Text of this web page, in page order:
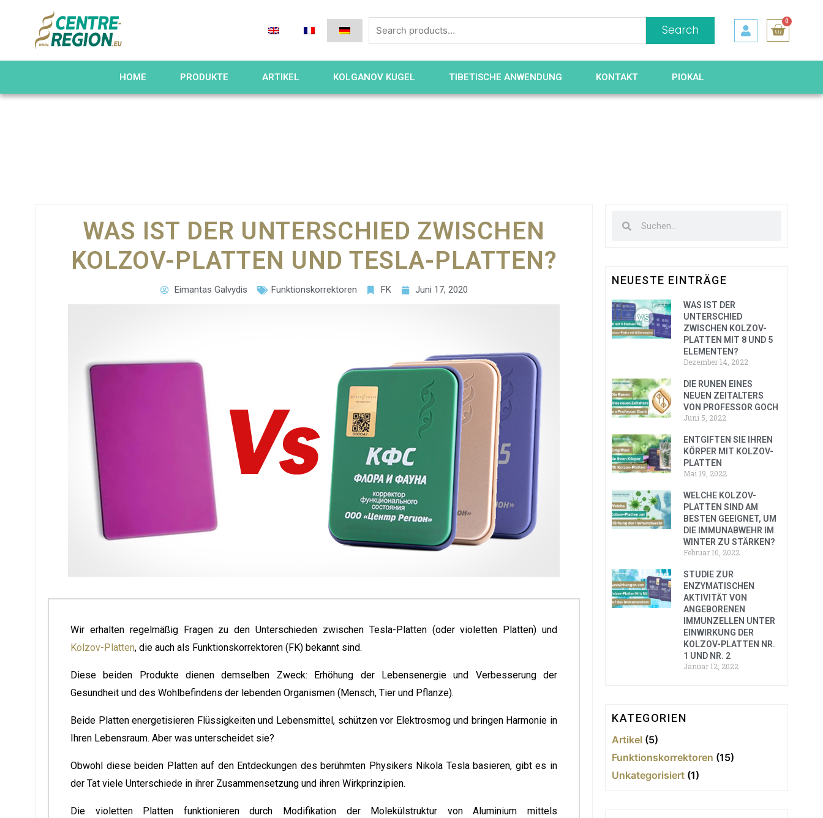
Search
0
HOME PRODUKTE ARTIKEL KOLGANOV KUGEL TIBETISCHE ANWENDUNG KONTAKT PIOKAL
WAS IST DER UNTERSCHIED ZWISCHEN
KOLZOV-PLATTEN UND TESLA-PLATTEN?
Eimantas Galvydis Funktionskorrektoren FK Juni 17, 2020
Wir erhalten regelmäßig Fragen zu den Unterschieden zwischen Tesla-Platten (oder violetten Platten) und
Kolzov-Platten, die auch als Funktionskorrektoren (FK) bekannt sind.
Diese beiden Produkte dienen demselben Zweck: Erhöhung der Lebensenergie und Verbesserung der
Gesundheit und des Wohlbefindens der lebenden Organismen (Mensch, Tier und Pflanze).
Beide Platten energetisieren Flüssigkeiten und Lebensmittel, schützen vor Elektrosmog und bringen Harmonie in
Ihren Lebensraum. Aber was unterscheidet sie?
Obwohl diese beiden Platten auf den Entdeckungen des berühmten Physikers Nikola Tesla basieren, gibt es in
der Tat viele Unterschiede in ihrer Zusammensetzung und ihren Wirkprinzipien. ​
Die violetten Platten funktionieren durch Modifikation der Molekülstruktur von Aluminium mittels
NEUESTE EINTRÄGE
WAS IST DER
UNTERSCHIED
ZWISCHEN KOLZOV-
PLATTEN MIT 8 UND 5
ELEMENTEN?
Dezember 14, 2022
DIE RUNEN EINES
NEUEN ZEITALTERS
VON PROFESSOR GOCH
Juni 5, 2022
ENTGIFTEN SIE IHREN
KÖRPER MIT KOLZOV-
PLATTEN
Mai 19, 2022
WELCHE KOLZOV-
PLATTEN SIND AM
BESTEN GEEIGNET, UM
DIE IMMUNABWEHR IM
WINTER ZU STÄRKEN?
Februar 10, 2022
STUDIE ZUR
ENZYMATISCHEN
AKTIVITÄT VON
ANGEBORENEN
IMMUNZELLEN UNTER
EINWIRKUNG DER
KOLZOV-PLATTEN NR.
1 UND NR. 2
Januar 12, 2022
KATEGORIEN
Artikel (5)
Funktionskorrektoren (15)
Unkategorisiert (1)